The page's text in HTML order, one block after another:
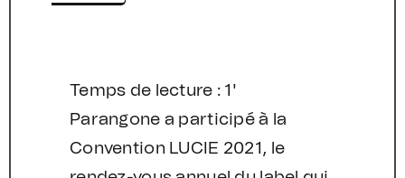
Temps de lecture : 1'
Parangone a participé à la
Convention LUCIE 2021, le